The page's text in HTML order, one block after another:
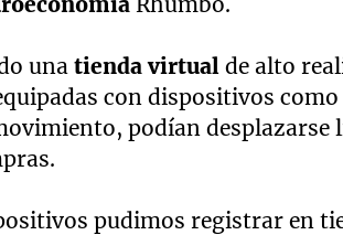
una tienda virtual de alto
con dispositivos
podían
pudimos registrar en